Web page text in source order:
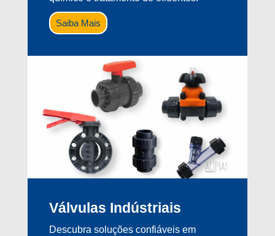
Saiba Mais
Válvulas Indústriais
Descubra soluções confiáveis em